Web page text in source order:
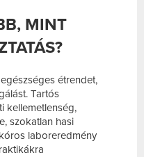
MINT
étrendet,
Tartós
kellemetlenség,
szokatlan hasi
laboreredmény